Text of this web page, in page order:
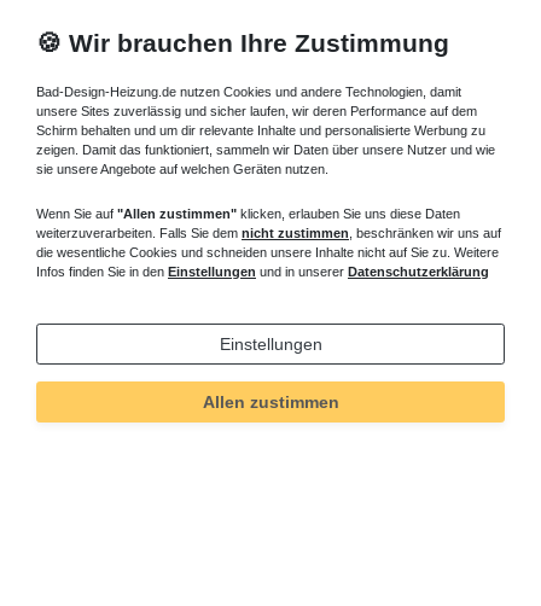
🍪 Wir brauchen Ihre Zustimmung
Bad-Design-Heizung.de nutzen Cookies und andere Technologien, damit
unsere Sites zuverlässig und sicher laufen, wir deren Performance auf dem
Schirm behalten und um dir relevante Inhalte und personalisierte Werbung zu
zeigen. Damit das funktioniert, sammeln wir Daten über unsere Nutzer und wie
sie unsere Angebote auf welchen Geräten nutzen.
Wenn Sie auf "Allen zustimmen" klicken, erlauben Sie uns diese Daten
weiterzuverarbeiten. Falls Sie dem nicht zustimmen , beschränken wir uns auf
die wesentliche Cookies und schneiden unsere Inhalte nicht auf Sie zu. Weitere
Infos finden Sie in den Einstellungen und in unserer Datenschutzerklärung
Einstellungen
Allen zustimmen